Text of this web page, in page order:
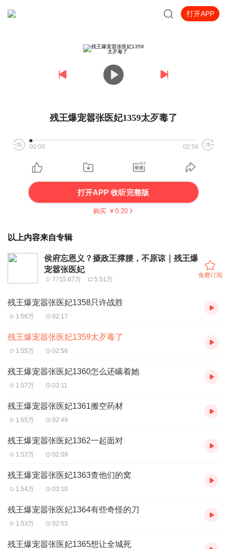
打开APP
残王爆宠嚣张医妃1359太歹毒了
00:00 02:56
打开APP 收听完整版
购买 ￥ 0.20
以上内容来自专辑
侯府忘恩义？摄政王撑腰，不原谅｜残王爆
宠嚣张医妃
7715.67万 5.51万
免费订阅
残王爆宠嚣张医妃1358只许战胜
1.56万 02:17
残王爆宠嚣张医妃1359太歹毒了
1.55万 02:56
残王爆宠嚣张医妃1360怎么还瞒着她
1.57万 03:11
残王爆宠嚣张医妃1361搬空药材
1.55万 02:49
残王爆宠嚣张医妃1362一起面对
1.53万 02:09
残王爆宠嚣张医妃1363查他们的窝
1.54万 03:10
残王爆宠嚣张医妃1364有些奇怪的刀
1.53万 02:53
残王爆宠嚣张医妃1365想让全城死